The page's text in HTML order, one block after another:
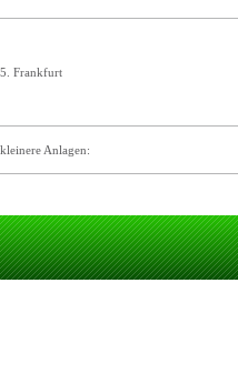
5. Frankfurt
kleinere Anlagen: